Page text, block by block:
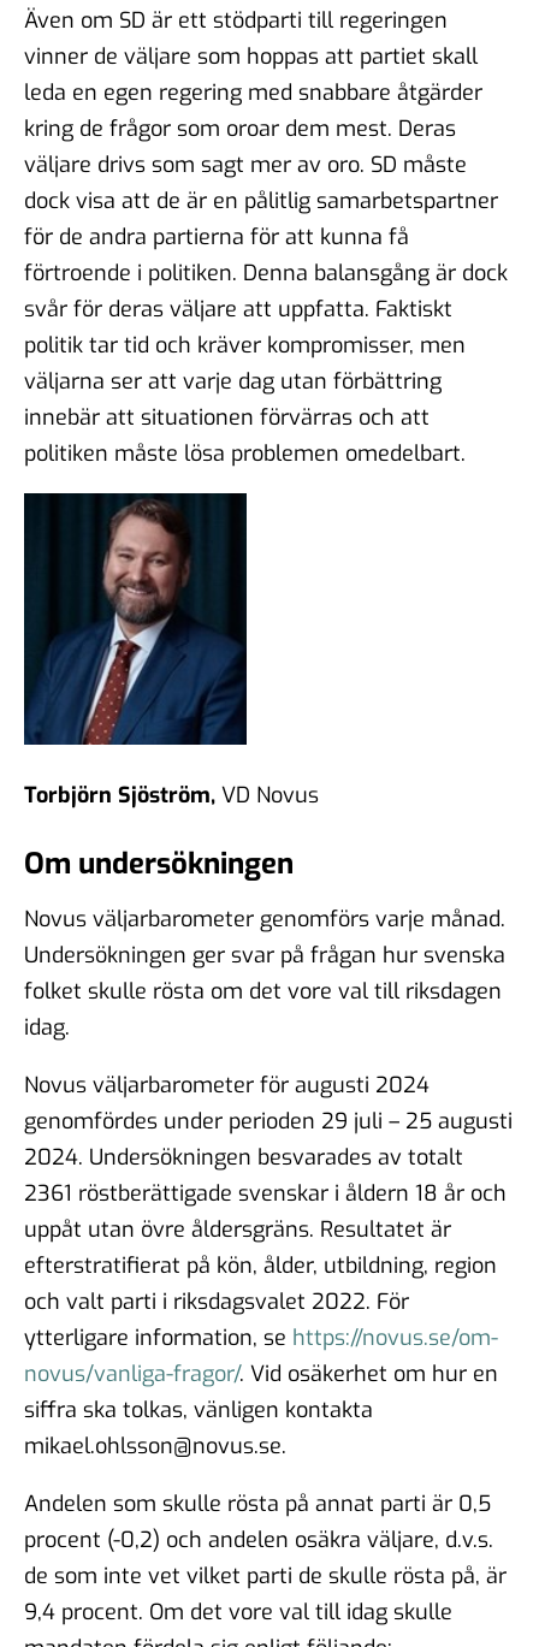
Även om SD är ett stödparti till regeringen
vinner de väljare som hoppas att partiet skall
leda en egen regering med snabbare åtgärder
kring de frågor som oroar dem mest. Deras
väljare drivs som sagt mer av oro. SD måste
dock visa att de är en pålitlig samarbetspartner
för de andra partierna för att kunna få
förtroende i politiken. Denna balansgång är dock
svår för deras väljare att uppfatta. Faktiskt
politik tar tid och kräver kompromisser, men
väljarna ser att varje dag utan förbättring
innebär att situationen förvärras och att
politiken måste lösa problemen omedelbart.
Torbjörn Sjöström, VD Novus
Om undersökningen
Novus väljarbarometer genomförs varje månad.
Undersökningen ger svar på frågan hur svenska
folket skulle rösta om det vore val till riksdagen
idag.
Novus väljarbarometer för augusti 2024
genomfördes under perioden 29 juli – 25 augusti
2024. Undersökningen besvarades av totalt
2361 röstberättigade svenskar i åldern 18 år och
uppåt utan övre åldersgräns. Resultatet är
efterstratifierat på kön, ålder, utbildning, region
och valt parti i riksdagsvalet 2022. För
ytterligare information, se https://novus.se/om-
novus/vanliga-fragor/. Vid osäkerhet om hur en
siffra ska tolkas, vänligen kontakta
mikael.ohlsson@novus.se.
Andelen som skulle rösta på annat parti är 0,5
procent (-0,2) och andelen osäkra väljare, d.v.s.
de som inte vet vilket parti de skulle rösta på, är
9,4 procent. Om det vore val till idag skulle